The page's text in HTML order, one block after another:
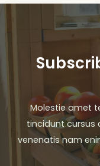
Molestie amet
tincidunt cursus
venenatis nam